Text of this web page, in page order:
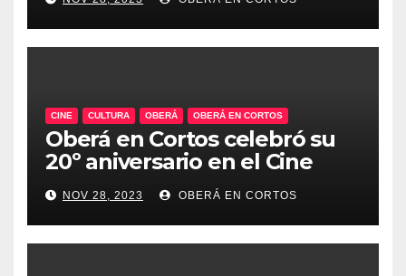
CINE CULTURA OBERÁ OBERÁ EN CORTOS
Oberá en Cortos celebró su
20º aniversario en el Cine
Teatro, un emblema de la
historia audiovisual regional
NOV 28, 2023 OBERÁ EN CORTOS